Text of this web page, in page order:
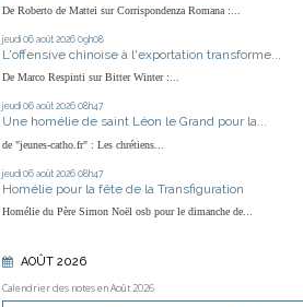
De Roberto de Mattei sur Corrispondenza Romana :...
jeudi 06 août 2026 09h08
L'offensive chinoise à l'exportation transforme...
De Marco Respinti sur Bitter Winter :...
jeudi 06 août 2026 08h47
Une homélie de saint Léon le Grand pour la...
de "jeunes-catho.fr" : Les chrétiens...
jeudi 06 août 2026 08h47
Homélie pour la fête de la Transfiguration
Homélie du Père Simon Noël osb pour le dimanche de...
AOÛT 2026
Calendrier des notes en Août 2026